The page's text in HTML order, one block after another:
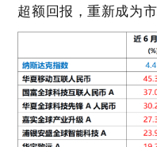
超额回报，重新成为